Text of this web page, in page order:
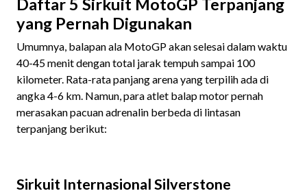
Daftar 5 Sirkuit MotoGP Terpanjang
yang Pernah Digunakan
Umumnya, balapan ala MotoGP akan selesai dalam waktu
40-45 menit dengan total jarak tempuh sampai 100
kilometer. Rata-rata panjang arena yang terpilih ada di
angka 4-6 km. Namun, para atlet balap motor pernah
merasakan pacuan adrenalin berbeda di lintasan
terpanjang berikut:
Sirkuit Internasional Silverstone